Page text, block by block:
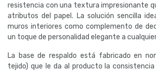
resistencia con una textura impresionante
atributos del papel. La solución sencilla
muros interiores como complemento de
un toque de personalidad elegante a
La base de respaldo está fabricado en
tejido) que le da al producto la